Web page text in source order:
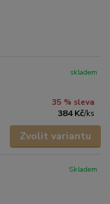
35 % sleva
384 Kč/ks
skladem
Zvolit variantu
Skladem